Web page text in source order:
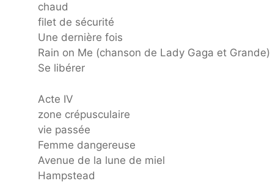
chaud
filet de sécurité
Une dernière fois
Rain on Me (chanson de Lady Gaga et Grande)
Se libérer
Acte IV
zone crépusculaire
vie passée
Femme dangereuse
Avenue de la lune de miel
Hampstead